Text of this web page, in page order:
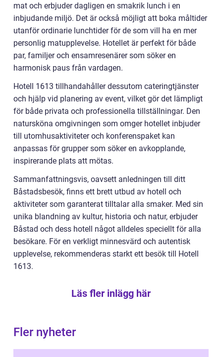
mat och erbjuder dagligen en smakrik lunch i en
inbjudande miljö. Det är också möjligt att boka måltider
utanför ordinarie lunchtider för de som vill ha en mer
personlig matupplevelse. Hotellet är perfekt för både
par, familjer och ensamresenärer som söker en
harmonisk paus från vardagen.
Hotell 1613 tillhandahåller dessutom cateringtjänster
och hjälp vid planering av event, vilket gör det lämpligt
för både privata och professionella tillställningar. Den
natursköna omgivningen som omger hotellet inbjuder
till utomhusaktiviteter och konferenspaket kan
anpassas för grupper som söker en avkopplande,
inspirerande plats att mötas.
Sammanfattningsvis, oavsett anledningen till ditt
Båstadsbesök, finns ett brett utbud av hotell och
aktiviteter som garanterat tilltalar alla smaker. Med sin
unika blandning av kultur, historia och natur, erbjuder
Båstad och dess hotell något alldeles speciellt för alla
besökare. För en verkligt minnesvärd och autentisk
upplevelse, rekommenderas starkt ett besök till Hotell
1613.
Läs fler inlägg här
Fler nyheter